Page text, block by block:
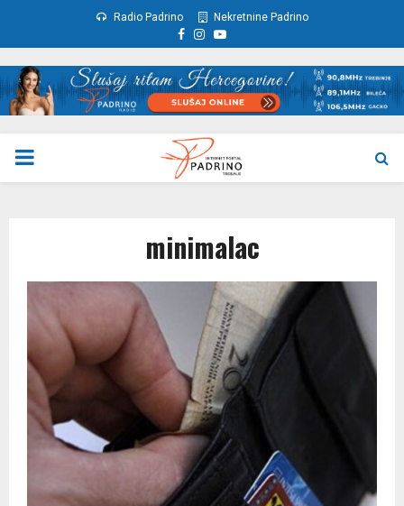
Radio Padrino Nekretnine Padrino
Facebook
Instagram
Youtube
PRIMARY
minimalac